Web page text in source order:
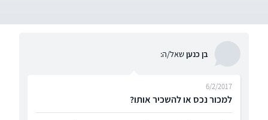
בן כנעןשאל/ה:
למכור נכס או להשכיר אותו?
6/2/2017